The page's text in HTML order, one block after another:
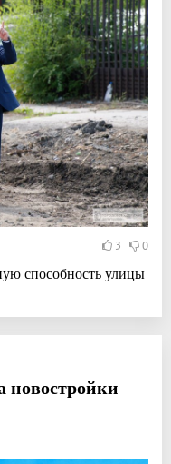
3 0
способность улицы
новостройки